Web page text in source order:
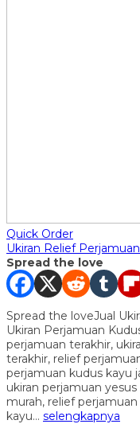
Quick Order
Ukiran Relief
Spread the love
Spread the loveJual
Ukiran Perjamuan
perjamuan terakhir,
terakhir, relief
perjamuan kudus kayu
ukiran perjamuan
murah, relief
kayu… selengkapnya